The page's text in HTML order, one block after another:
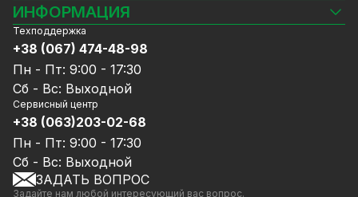
Камеры видеонаблюдения
Видеорегистраторы
Комплекты видеонаблюдения
СКУД
Источники питания
Сетевое оборудование
Ноутбуки и компьютеры
Аксессуары
Акции
Уцененный товар
ИНФОРМАЦИЯ
Блог
Доставка и оплата
Гарантия и Сервисное обслуживание
Политика конфиденциальности
Договор публичной оферты
Сотрудничество
Услуги
Калькулятор расчёта объёма HDD
Техподдержка
+38 (067) 474-48-98
Пн - Пт: 9:00 - 17:30
Сб - Вс: Выходной
Сервисный центр
+38 (063)203-02-68
Пн - Пт: 9:00 - 17:30
Сб - Вс: Выходной
ЗАДАТЬ ВОПРОС
Задайте нам любой интересующий вас вопрос.